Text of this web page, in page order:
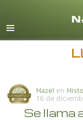
Hazel en
16 de
Se llama